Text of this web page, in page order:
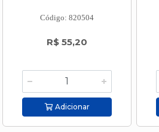
Código: 820504
R$ 55,20
Adicionar